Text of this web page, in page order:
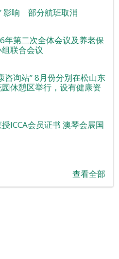
影响 部分航班取消
年第二次全体会议及养老保
联合会议
咨询站” 8月份分别在松山东
休憩区举行，设有健康资
ICCA会员证书 澳琴会展国
查看全部